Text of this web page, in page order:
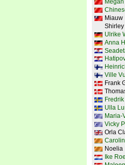
Miauw
Shirley
Ulrike
Anna
Ville
Frank
Ulla
Maria-
Vicky
Orla
Noelia
Ike